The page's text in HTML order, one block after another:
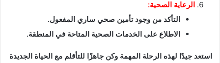
الرعاية الصحية:
التأكد من وجود تأمين صحي ساري المفعول.
الاطلاع على الخدمات الصحية المتاحة في المنطقة.
استعد جيدًا لهذه الرحلة المهمة وكن جاهزًا للتأقلم مع الحياة الجديدة